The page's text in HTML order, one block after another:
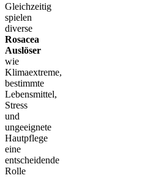
Gleichzeitig
spielen
diverse
Rosacea
Auslöser
wie
Klimaextreme,
bestimmte
Lebensmittel,
Stress
und
ungeeignete
Hautpflege
eine
entscheidende
Rolle